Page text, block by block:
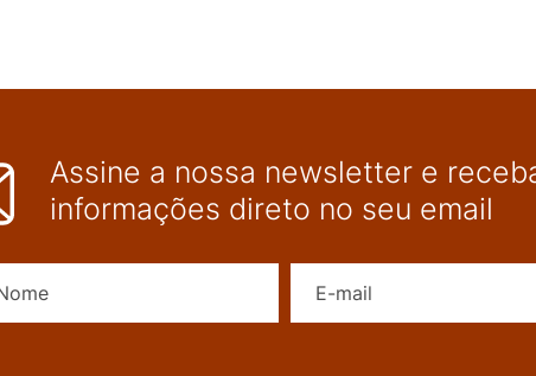
Assine a nossa newsletter e
informações direto no seu email